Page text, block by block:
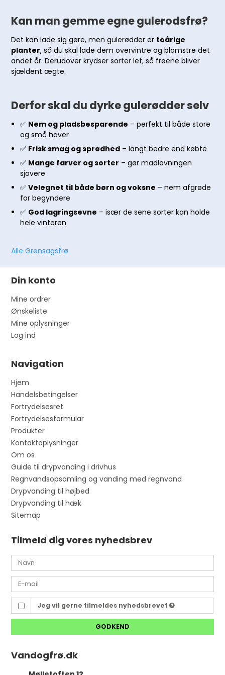
Kan man gemme egne gulerodsfrø?
Det kan lade sig gøre, men gulerødder er toårige
planter, så du skal lade dem overvintre og blomstre det
andet år. Derudover krydser sorter let, så frøene bliver
sjældent ægte.
Derfor skal du dyrke gulerødder selv
✅ Nem og pladsbesparende – perfekt til både store
og små haver
✅ Frisk smag og sprødhed– langt bedre end købte
✅ Mange farver og sorter – gør madlavningen
sjovere
✅ Velegnet til både børn og voksne – nem afgrøde
for begyndere
✅ God lagringsevne – især de sene sorter kan holde
hele vinteren
Alle Grønsagsfrø
Din konto
Mine ordrer
Ønskeliste
Mine oplysninger
Log ind
Navigation
Hjem
Handelsbetingelser
Fortrydelsesret
Fortrydelsesformular
Produkter
Kontaktoplysninger
Om os
Guide til drypvanding i drivhus
Regnvandsopsamling og vanding med regnvand
Drypvanding til højbed
Drypvanding til hæk
Sitemap
Tilmeld dig vores nyhedsbrev
Jeg vil gerne tilmeldes nyhedsbrevet
GODKEND
Vandogfrø.dk